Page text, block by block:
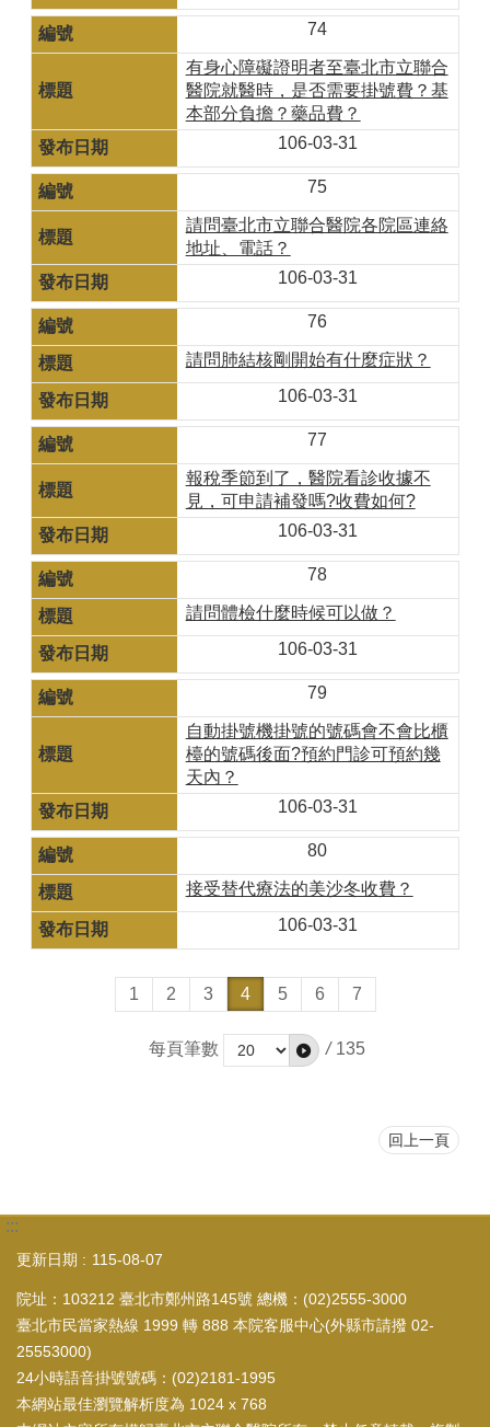
74
有身心障礙證明者至臺北市立聯合
醫院就醫時，是否需要掛號費？基
本部分負擔？藥品費？
106-03-31
75
請問臺北市立聯合醫院各院區連絡
地址、電話？
106-03-31
76
請問肺結核剛開始有什麼症狀？
106-03-31
77
報稅季節到了，醫院看診收據不
見，可申請補發嗎?收費如何?
106-03-31
78
請問體檢什麼時候可以做？
106-03-31
79
自動掛號機掛號的號碼會不會比櫃
檯的號碼後面?預約門診可預約幾
天內？
106-03-31
80
接受替代療法的美沙冬收費？
106-03-31
1 2 3 4 5 6 7
每頁筆數 / 135
回上一頁
:::
更新日期 115-08-07
院址：103212 臺北市鄭州路145號 總機：(02)2555-3000
臺北市民當家熱線 1999 轉 888 本院客服中心(外縣市請撥 02-
25553000)
24小時語音掛號號碼：(02)2181-1995
本網站最佳瀏覽解析度為 1024 x 768